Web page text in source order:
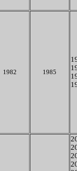
1982 1985